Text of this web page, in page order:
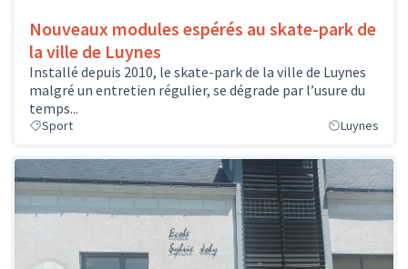
Nouveaux modules espérés au skate-park de
la ville de Luynes
Installé depuis 2010, le skate-park de la ville de Luynes
malgré un entretien régulier, se dégrade par l’usure du
temps...
Sport Luynes